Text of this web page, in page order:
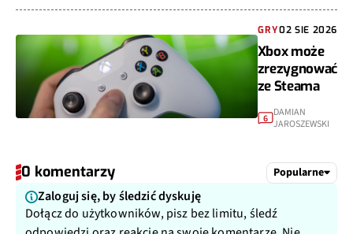
GRY02 SIE 2026
Xbox może
zrezygnować
ze Steama
6 DAMIAN
JAROSZEWSKI
0 komentarzy Popularne
Zaloguj się, by śledzić dyskuję
Dołącz do użytkowników, pisz bez limitu, śledź